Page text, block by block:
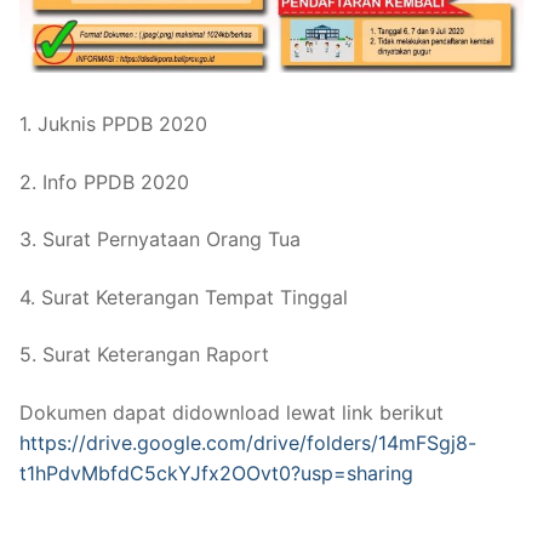
1. Juknis PPDB 2020
2. Info PPDB 2020
3. Surat Pernyataan Orang Tua
4. Surat Keterangan Tempat Tinggal
5. Surat Keterangan Raport
Dokumen dapat didownload lewat link berikut
https://drive.google.com/drive/folders/14mFSgj8-
t1hPdvMbfdC5ckYJfx2OOvt0?usp=sharing